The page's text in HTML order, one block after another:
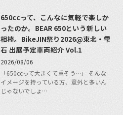
650ccって、こんなに気軽で楽しか
ったのか。BEAR 650という新しい
相棒。BikeJIN祭り2026@東北・雫
石 出展予定車両紹介 Vol.1
2026/08/06
「650ccって大きくて重そう…」 そんな
イメージを持っている方、意外と多いん
じゃないでしょ…